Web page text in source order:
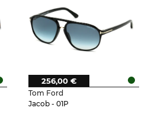
Tom Ford
Jacob - 01P
256,00 €